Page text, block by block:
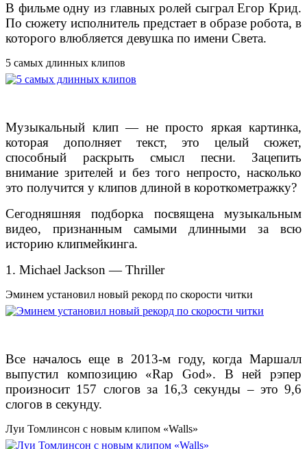
В фильме одну из главных ролей сыграл Егор Крид.
По сюжету исполнитель предстает в образе робота, в
которого влюбляется девушка по имени Света.
5 самых длинных клипов
Музыкальный клип — не просто яркая картинка,
которая дополняет текст, это целый сюжет,
способный раскрыть смысл песни. Зацепить
внимание зрителей и без того непросто, насколько
это получится у клипов длиной в короткометражку?
Сегодняшняя подборка посвящена музыкальным
видео, признанным самыми длинными за всю
историю клипмейкинга.
1. Michael Jackson — Thriller
Эминем установил новый рекорд по скорости читки
Все началось еще в 2013-м году, когда Маршалл
выпустил композицию «Rap God». В ней рэпер
произносит 157 слогов за 16,3 секунды – это 9,6
слогов в секунду.
Луи Томлинсон с новым клипом «Walls»